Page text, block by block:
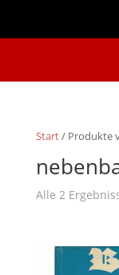
Start/ Produkte
Alle 2